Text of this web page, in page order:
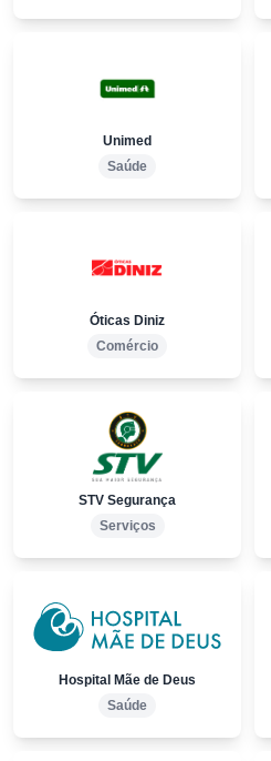
Unimed
Saúde
Óticas Diniz
Comércio
STV Segurança
Serviços
Hospital Mãe de Deus
Saúde